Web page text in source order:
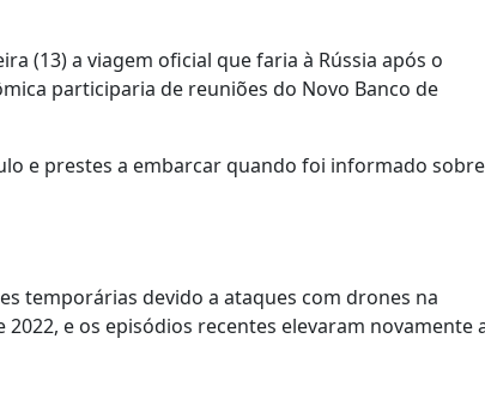
(13) a viagem oficial que faria à Rússia após o
participaria de reuniões do Novo Banco de
e prestes a embarcar quando foi informado sobre
temporárias devido a ataques com drones na
e os episódios recentes elevaram novamente